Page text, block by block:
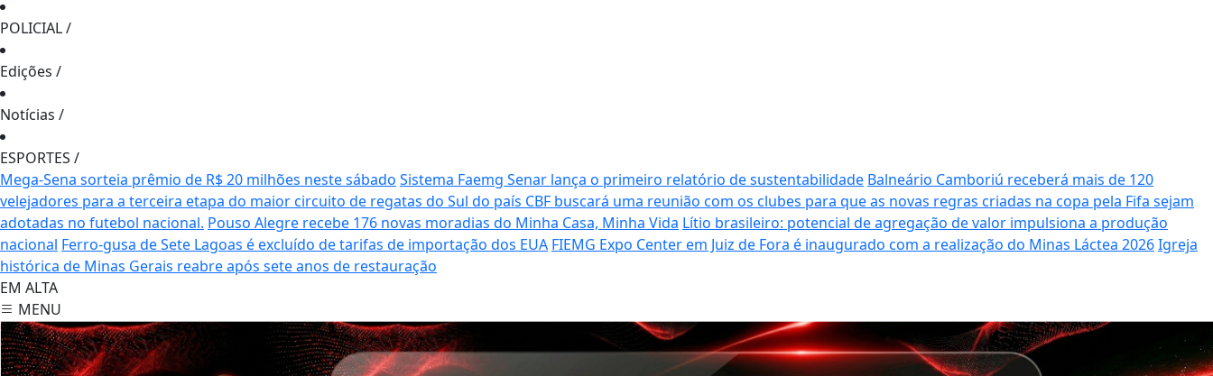
POLICIAL/
Edições /
Notícias /
ESPORTES /
Mega-Sena sorteia prêmio de R$ 20 milhões neste sábado Sistema Faemg Senar lança o primeiro relatório de sustentabilidade Balneário Camboriú receberá mais de 120
velejadores para a terceira etapa do maior circuito de regatas do Sul do país CBF buscará uma reunião com os clubes para que as novas regras criadas na copa pela Fifa sejam
adotadas no futebol nacional. Pouso Alegre recebe 176 novas moradias do Minha Casa, Minha Vida Lítio brasileiro: potencial de agregação de valor impulsiona a produção
nacional Ferro-gusa de Sete Lagoas é excluído de tarifas de importação dos EUA FIEMG Expo Center em Juiz de Fora é inaugurado com a realização do Minas Láctea 2026Igreja
histórica de Minas Gerais reabre após sete anos de restauração
EM ALTA
MENU